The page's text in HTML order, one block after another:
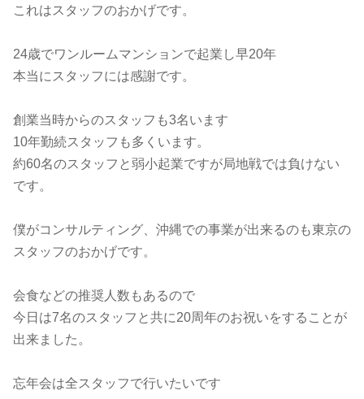
これはスタッフのおかげです。
24歳でワンルームマンションで起業し早20年
本当にスタッフには感謝です。
創業当時からのスタッフも3名います
10年勤続スタッフも多くいます。
約60名のスタッフと弱小起業ですが局地戦では負けない
です。
僕がコンサルティング、沖縄での事業が出来るのも東京の
スタッフのおかげです。
会食などの推奨人数もあるので
今日は7名のスタッフと共に20周年のお祝いをすることが
出来ました。
忘年会は全スタッフで行いたいです